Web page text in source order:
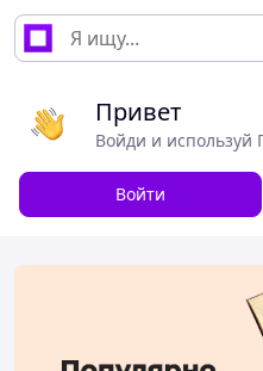
Привет
Войди и используй
Войти